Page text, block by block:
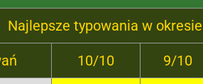
Najlepsze typowania w
10/10 9/10